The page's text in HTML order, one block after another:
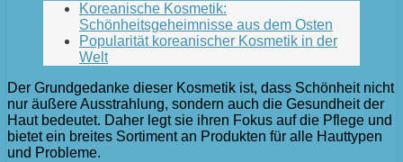
Koreanische Kosmetik:
Schönheitsgeheimnisse aus dem Osten
Popularität koreanischer Kosmetik in der
Welt
Der Grundgedanke dieser Kosmetik ist, dass Schönheit nicht
nur äußere Ausstrahlung, sondern auch die Gesundheit der
Haut bedeutet. Daher legt sie ihren Fokus auf die Pflege und
bietet ein breites Sortiment an Produkten für alle Hauttypen
und Probleme.